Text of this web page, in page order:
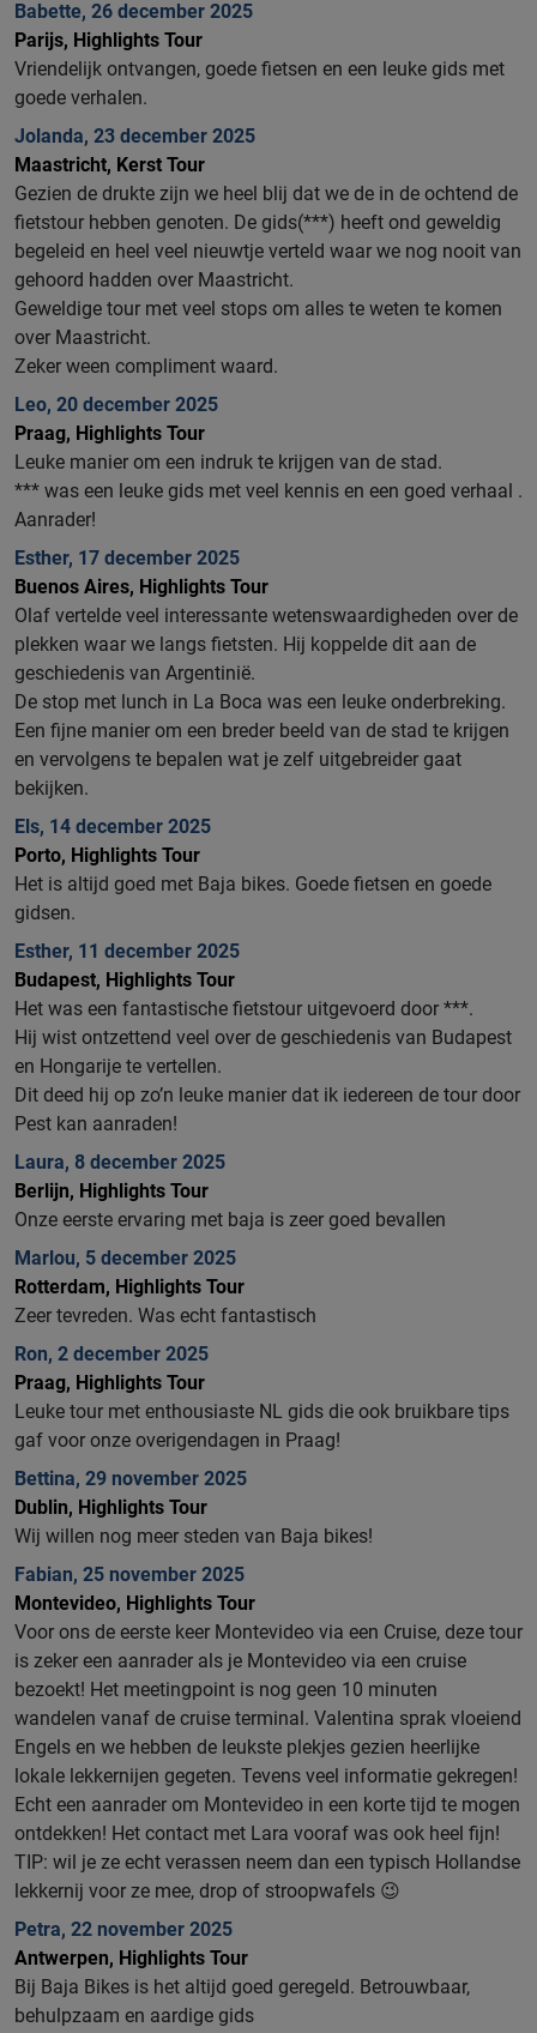
Babette, 26 december 2025
Parijs, Highlights Tour
Vriendelijk ontvangen, goede fietsen en een leuke gids met
goede verhalen.
Jolanda, 23 december 2025
Maastricht, Kerst Tour
Gezien de drukte zijn we heel blij dat we de in de ochtend de
fietstour hebben genoten. De gids(***) heeft ond geweldig
begeleid en heel veel nieuwtje verteld waar we nog nooit van
gehoord hadden over Maastricht.
Geweldige tour met veel stops om alles te weten te komen
over Maastricht.
Zeker ween compliment waard.
Leo, 20 december 2025
Praag, Highlights Tour
Leuke manier om een indruk te krijgen van de stad.
*** was een leuke gids met veel kennis en een goed verhaal .
Aanrader!
Esther, 17 december 2025
Buenos Aires, Highlights Tour
Olaf vertelde veel interessante wetenswaardigheden over de
plekken waar we langs fietsten. Hij koppelde dit aan de
geschiedenis van Argentinië.
De stop met lunch in La Boca was een leuke onderbreking.
Een fijne manier om een breder beeld van de stad te krijgen
en vervolgens te bepalen wat je zelf uitgebreider gaat
bekijken.
Els, 14 december 2025
Porto, Highlights Tour
Het is altijd goed met Baja bikes. Goede fietsen en goede
gidsen.
Esther, 11 december 2025
Budapest, Highlights Tour
Het was een fantastische fietstour uitgevoerd door ***.
Hij wist ontzettend veel over de geschiedenis van Budapest
en Hongarije te vertellen.
Dit deed hij op zo’n leuke manier dat ik iedereen de tour door
Pest kan aanraden!
Laura, 8 december 2025
Berlijn, Highlights Tour
Onze eerste ervaring met baja is zeer goed bevallen
Marlou, 5 december 2025
Rotterdam, Highlights Tour
Zeer tevreden. Was echt fantastisch
Ron, 2 december 2025
Praag, Highlights Tour
Leuke tour met enthousiaste NL gids die ook bruikbare tips
gaf voor onze overigendagen in Praag!
Bettina, 29 november 2025
Dublin, Highlights Tour
Wij willen nog meer steden van Baja bikes!
Fabian, 25 november 2025
Montevideo, Highlights Tour
Voor ons de eerste keer Montevideo via een Cruise, deze tour
is zeker een aanrader als je Montevideo via een cruise
bezoekt! Het meetingpoint is nog geen 10 minuten
wandelen vanaf de cruise terminal. Valentina sprak vloeiend
Engels en we hebben de leukste plekjes gezien heerlijke
lokale lekkernijen gegeten. Tevens veel informatie gekregen!
Echt een aanrader om Montevideo in een korte tijd te mogen
ontdekken! Het contact met Lara vooraf was ook heel fijn!
TIP: wil je ze echt verassen neem dan een typisch Hollandse
lekkernij voor ze mee, drop of stroopwafels 😉
Petra, 22 november 2025
Antwerpen, Highlights Tour
Bij Baja Bikes is het altijd goed geregeld. Betrouwbaar,
behulpzaam en aardige gids